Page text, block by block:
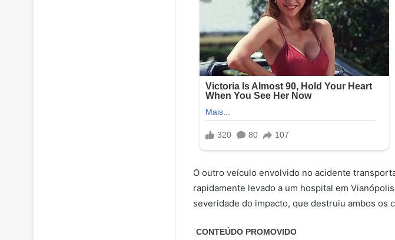
O outro veículo envolvido no acidente
rapidamente levado a um hospital em
severidade do impacto, que destruiu ambos os